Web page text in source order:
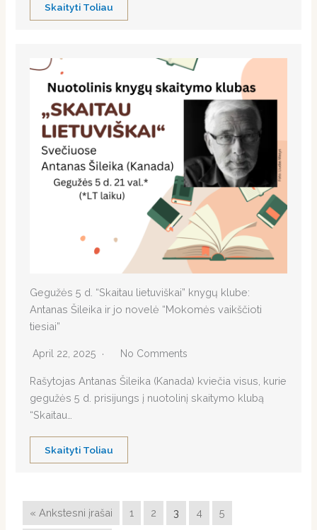
Skaityti Toliau
Gegužės 5 d. “Skaitau lietuviškai” knygų klube:
Antanas Šileika ir jo novelė “Mokomės vaikščioti
tiesiai”
April 22, 2025 No Comments
Rašytojas Antanas Šileika (Kanada) kviečia visus, kurie
gegužės 5 d. prisijungs į nuotolinį skaitymo klubą
“Skaitau…
Skaityti Toliau
« Ankstesni įrašai 1 2 3 4 5